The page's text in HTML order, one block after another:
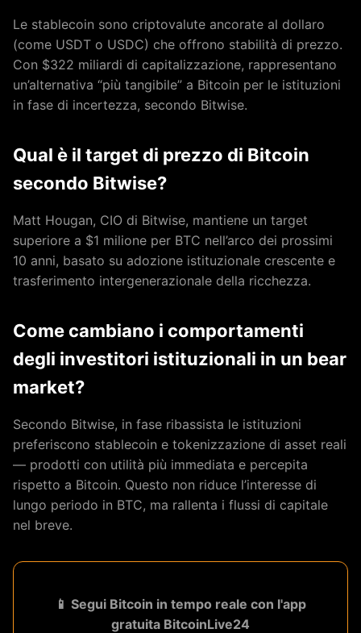
Le stablecoin sono criptovalute ancorate al dollaro
(come USDT o USDC) che offrono stabilità di prezzo.
Con $322 miliardi di capitalizzazione, rappresentano
un’alternativa “più tangibile” a Bitcoin per le istituzioni
in fase di incertezza, secondo Bitwise.
Qual è il target di prezzo di Bitcoin
secondo Bitwise?
Matt Hougan, CIO di Bitwise, mantiene un target
superiore a $1 milione per BTC nell’arco dei prossimi
10 anni, basato su adozione istituzionale crescente e
trasferimento intergenerazionale della ricchezza.
Come cambiano i comportamenti
degli investitori istituzionali in un bear
market?
Secondo Bitwise, in fase ribassista le istituzioni
preferiscono stablecoin e tokenizzazione di asset reali
— prodotti con utilità più immediata e percepita
rispetto a Bitcoin. Questo non riduce l’interesse di
lungo periodo in BTC, ma rallenta i flussi di capitale
nel breve.
📱 Segui Bitcoin in tempo reale con l'app
gratuita BitcoinLive24